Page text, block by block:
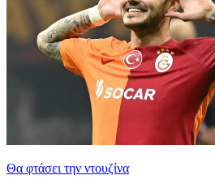
Θα φτάσει την ντουζίνα